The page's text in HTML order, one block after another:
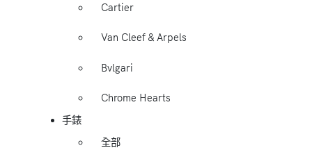
Cartier
Van Cleef & Arpels
Bvlgari
Chrome Hearts
手錶
全部